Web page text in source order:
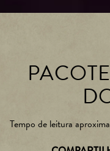
Tempo de leitura